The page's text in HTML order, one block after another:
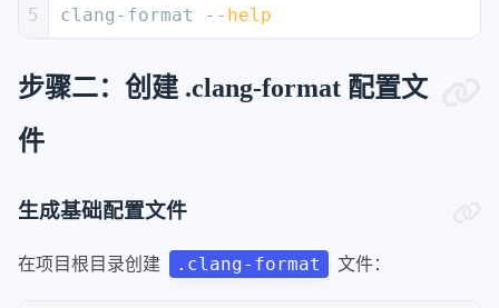
5
clang-format -- help
步骤二：创建 .clang-format 配置文
件
生成基础配置文件
在项目根目录创建 .clang-format 文件：